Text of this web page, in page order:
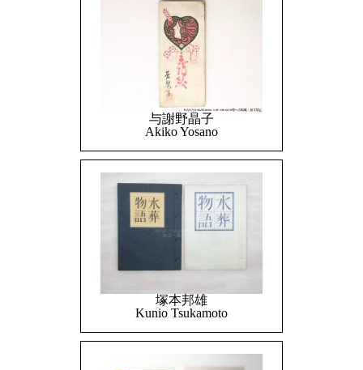
与謝野晶子
Akiko Yosano
塚本邦雄
Kunio Tsukamoto